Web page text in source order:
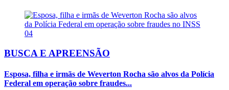
04
BUSCA E APREENSÃO
Esposa, filha e irmãs de Weverton Rocha são alvos da Polícia
Federal em operação sobre fraudes...